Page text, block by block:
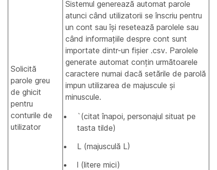
Solicită
parole greu
de ghicit
pentru
conturile de
utilizator
Sistemul generează automat parole
atunci când utilizatorii se înscriu pentru
un cont sau își resetează parolele sau
când informațiile despre cont sunt
importate dintr-un fișier .csv. Parolele
generate automat conțin următoarele
caractere numai dacă setările de parolă
impun utilizarea de majuscule și
minuscule.
`(citat înapoi, personajul situat pe
tasta tilde)
L (majusculă L)
l (litere mici)